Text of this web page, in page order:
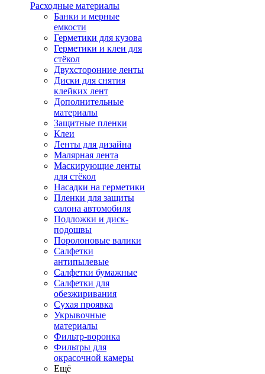
Расходные материалы
Банки и мерные
емкости
Герметики для кузова
Герметики и клеи для
стёкол
Двухсторонние ленты
Диски для снятия
клейких лент
Дополнительные
материалы
Защитные пленки
Клеи
Ленты для дизайна
Малярная лента
Маскирующие ленты
для стёкол
Насадки на герметики
Пленки для защиты
салона автомобиля
Подложки и диск-
подошвы
Поролоновые валики
Салфетки
антипылевые
Салфетки бумажные
Салфетки для
обезжиривания
Сухая проявка
Укрывочные
материалы
Фильтр-воронка
Фильтры для
окрасочной камеры
Ещё